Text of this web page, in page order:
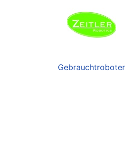
Gebrauchtroboter